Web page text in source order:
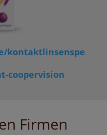
kontaktlinsenspe
coopervision
Firmen